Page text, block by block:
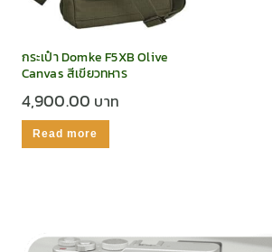
กระเป๋า Domke F5XB Olive
Canvas สีเขียวทหาร
4,900.00
Read more